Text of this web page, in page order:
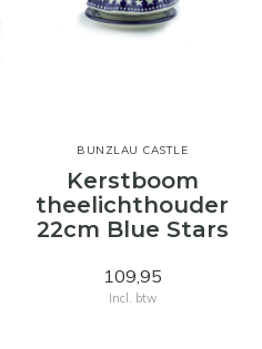
BUNZLAU CASTLE
Kerstboom
theelichthouder
22cm Blue Stars
109,95
Incl. btw